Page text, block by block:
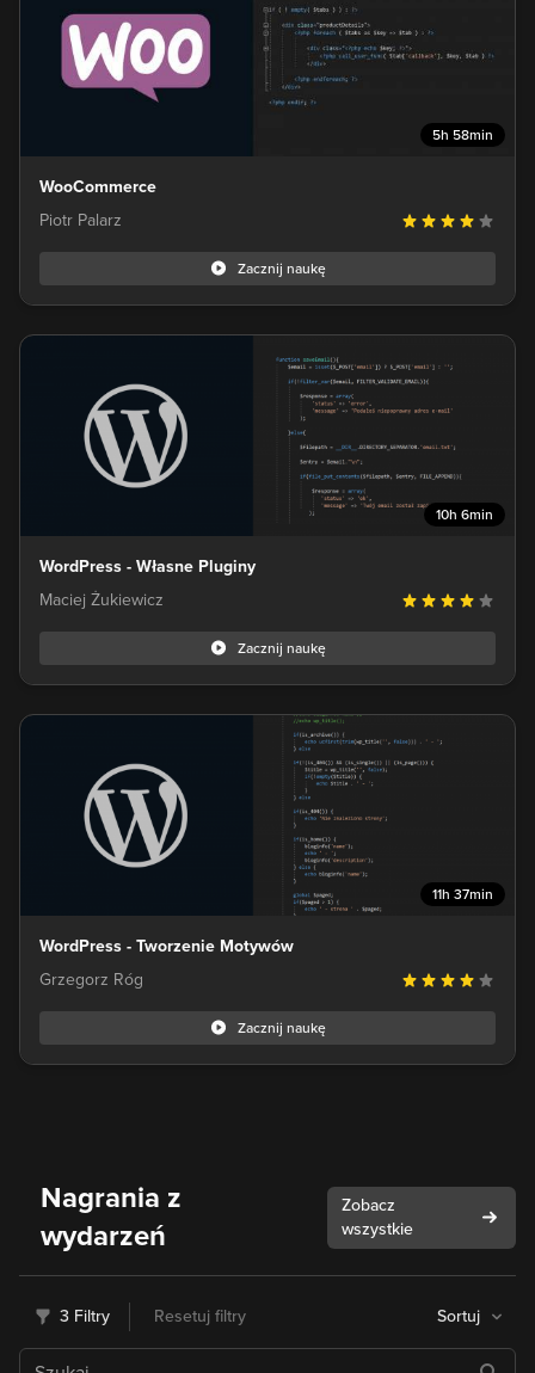
5h 58min
WooCommerce
Piotr Palarz
Zacznij naukę
10h 6min
WordPress - Własne Pluginy
Maciej Żukiewicz
Zacznij naukę
11h 37min
WordPress - Tworzenie Motywów
Grzegorz Róg
Zacznij naukę
Nagrania z
wydarzeń
Zobacz
wszystkie
3 Filtry Sortuj
Resetuj filtry